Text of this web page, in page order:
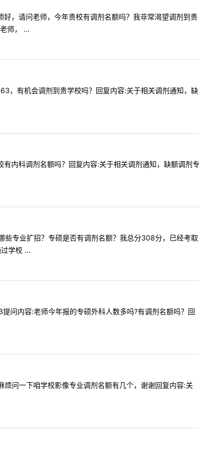
，请问老师，今年贵校有调剂名额吗？我非常渴望调剂到贵
师， ...
有机会调剂到贵学校吗？回复内容:关于相关调剂通知，缺
内科调剂名额吗？回复内容:关于相关调剂通知，缺额调剂专
专业扩招？专硕是否有调剂名额？我总分308分，已经考取
学校 ...
问内容:老师今年报的专硕外科人数多吗?有调剂名额吗？回
问一下咱学校影像专业调剂名额有几个，谢谢回复内容:关